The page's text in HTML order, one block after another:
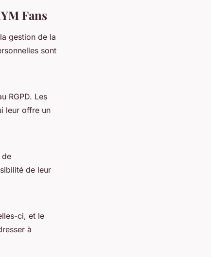
Fans
gestion de la
sont
RGPD. Les
leur offre un
de
de leur
ci, et le
à